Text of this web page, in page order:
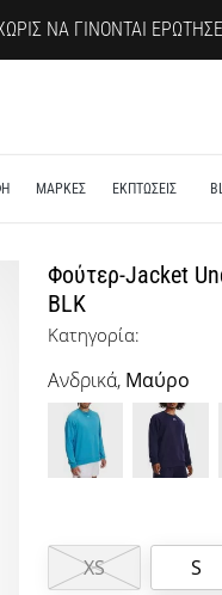
ΝΑ ΓΊΝΟΝΤΑΙ
ΜΑΡΚΕΣ ΕΚΠΤΩΣΕΙΣ
Φούτερ-Jacket
BLK
Κατηγορία:
Ανδρικά, Μαύρο
XS S